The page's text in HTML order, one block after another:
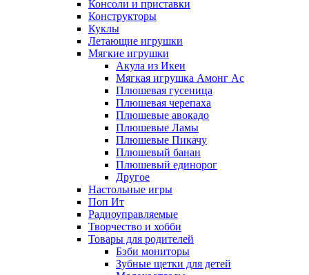
Консоли и приставки
Конструкторы
Куклы
Летающие игрушки
Мягкие игрушки
Акула из Икеи
Мягкая игрушка Амонг Ас
Плюшевая гусеница
Плюшевая черепаха
Плюшевые авокадо
Плюшевые Ламы
Плюшевые Пикачу
Плюшевый банан
Плюшевый единорог
Другое
Настольные игры
Поп Ит
Радиоуправляемые
Творчество и хобби
Товары для родителей
Бэби мониторы
Зубные щетки для детей